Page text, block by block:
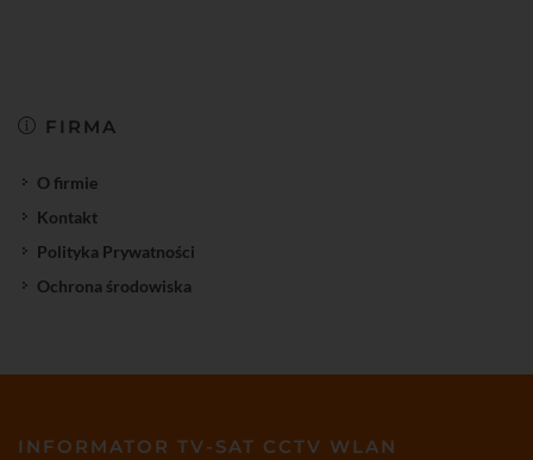
FIRMA
O firmie
Kontakt
Polityka Prywatności
Ochrona środowiska
INFORMATOR TV-SAT CCTV WLAN